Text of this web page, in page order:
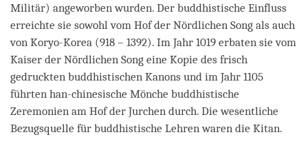
Militär) angeworben wurden. Der buddhistische Einfluss
erreichte sie sowohl vom Hof der Nördlichen Song als auch
von Koryo-Korea (918 – 1392). Im Jahr 1019 erbaten sie vom
Kaiser der Nördlichen Song eine Kopie des frisch
gedruckten buddhistischen Kanons und im Jahr 1105
führten han-chinesische Mönche buddhistische
Zeremonien am Hof der Jurchen durch. Die wesentliche
Bezugsquelle für buddhistische Lehren waren die Kitan.